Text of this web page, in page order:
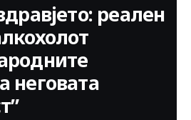
реален
неговата